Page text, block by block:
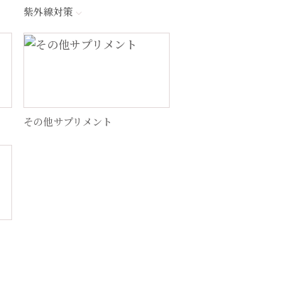
紫外線対策
その他サプリメント